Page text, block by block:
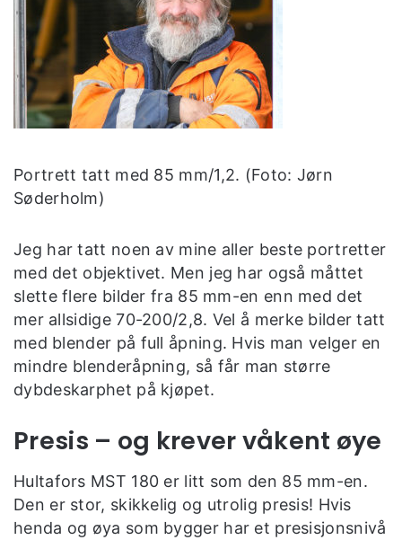
Portrett tatt med 85 mm/1,2. (Foto: Jørn
Søderholm)
Jeg har tatt noen av mine aller beste portretter
med det objektivet. Men jeg har også måttet
slette flere bilder fra 85 mm-en enn med det
mer allsidige 70-200/2,8. Vel å merke bilder tatt
med blender på full åpning. Hvis man velger en
mindre blenderåpning, så får man større
dybdeskarphet på kjøpet.
Presis – og krever våkent øye
Hultafors MST 180 er litt som den 85 mm-en.
Den er stor, skikkelig og utrolig presis! Hvis
henda og øya som bygger har et presisjonsnivå